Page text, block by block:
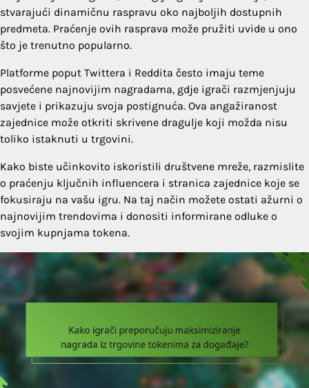
stvarajući dinamičnu raspravu oko najboljih dostupnih
predmeta. Praćenje ovih rasprava može pružiti uvide u ono
što je trenutno popularno.
Platforme poput Twittera i Reddita često imaju teme
posvećene najnovijim nagradama, gdje igrači razmjenjuju
savjete i prikazuju svoja postignuća. Ova angažiranost
zajednice može otkriti skrivene dragulje koji možda nisu
toliko istaknuti u trgovini.
Kako biste učinkovito iskoristili društvene mreže, razmislite
o praćenju ključnih influencera i stranica zajednice koje se
fokusiraju na vašu igru. Na taj način možete ostati ažurni o
najnovijim trendovima i donositi informirane odluke o
svojim kupnjama tokena.